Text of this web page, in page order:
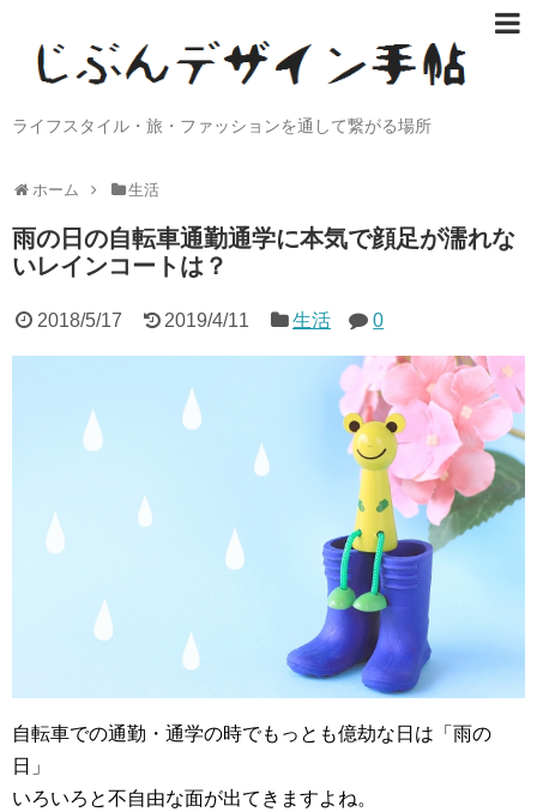
ライフスタイル・旅・ファッションを通して繋がる場所
ホーム 生活
雨の日の自転車通勤通学に本気で顔足が濡れな
いレインコートは？
2018/5/17 2019/4/11 生活 0
自転車での通勤・通学の時でもっとも億劫な日は「雨の
日」
いろいろと不自由な面が出てきますよね。